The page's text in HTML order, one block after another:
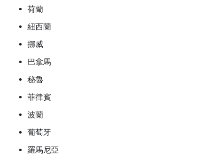
荷蘭
紐西蘭
挪威
巴拿馬
秘魯
菲律賓
波蘭
葡萄牙
羅馬尼亞